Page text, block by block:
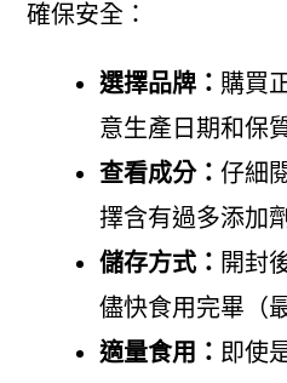
確保安全：
選擇品牌： 購買
意生產日期和保
查看成分： 仔細
擇含有過多添加
儲存方式： 開封
儘快食用完畢（
適量食用： 即使